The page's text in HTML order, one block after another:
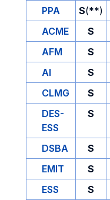
PPA
S(**)
ACME
S
AFM
S
AI
S
CLMG
S
DES-
ESS
S
DSBA S
EMIT
S
ESS
S